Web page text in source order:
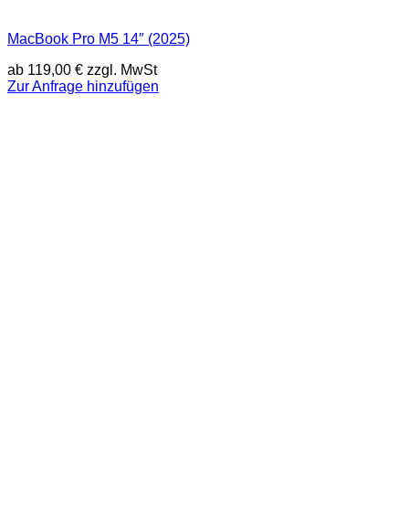
MacBook Pro M5 14″ (2025)
ab 119,00 € zzgl. MwSt
Zur Anfrage hinzufügen